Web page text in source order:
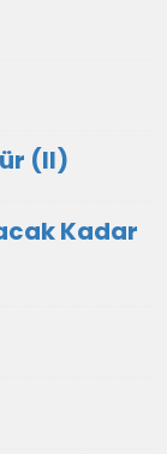
(II)
Kadar